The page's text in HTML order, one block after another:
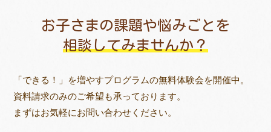
お子さまの課題や悩みごとを
相談してみませんか？
「できる！」を増やすプログラムの無料体験会を開催中。
資料請求のみのご希望も承っております。
まずはお気軽にお問い合わせください。